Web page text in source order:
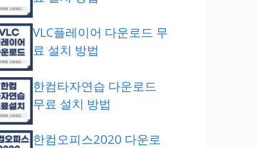
VLC플레이어 다운로드 무
료 설치 방법
한컴타자연습 다운로드
무료 설치 방법
한컴오피스2020 다운로